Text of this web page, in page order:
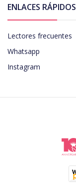
ENLACES RÁPIDOS
Lectores frecuentes
Whatsapp
Instagram